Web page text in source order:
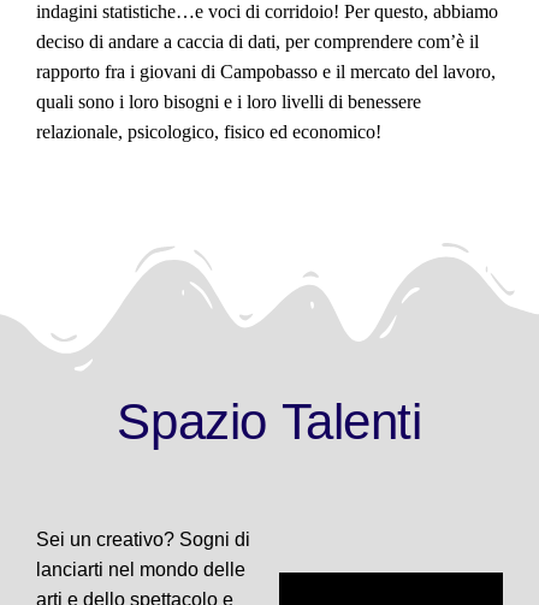
indagini statistiche…e voci di corridoio! Per questo, abbiamo
deciso di andare a caccia di dati, per comprendere com’è il
rapporto fra i giovani di Campobasso e il mercato del lavoro,
quali sono i loro bisogni e i loro livelli di benessere
relazionale, psicologico, fisico ed economico!
Spazio Talenti
Sei un creativo? Sogni di
lanciarti nel mondo delle
arti e dello spettacolo e